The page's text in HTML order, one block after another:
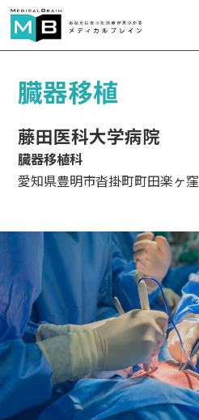
トピックス
症状検索
病気のカテゴリー
がん
検診・検査
臓器移植
藤田医科大学病院
臓器移植科
愛知県豊明市沓掛町町田楽ヶ窪